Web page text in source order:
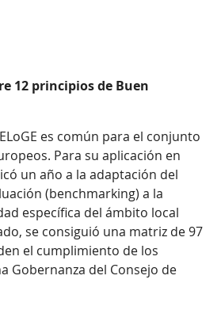
12 principios de Buen
es común para el conjunto
Para su aplicación en
un año a la adaptación del
(benchmarking) a la
específica del ámbito local
se consiguió una matriz de 97
el cumplimiento de los
Gobernanza del Consejo de